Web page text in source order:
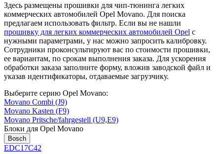
Здесь размещены прошивки для чип-тюнинга легких
коммерческих автомобилей Opel Movano. Для поиска
предлагаем использовать фильтр. Если вы не нашли
прошивку для легких коммерческих автомобилей Opel с
нужными параметрами, у нас можно запросить калибровку.
Сотрудники проконсультируют вас по стоимости прошивки,
ее вариантам, по срокам выполнения заказа. Для ускорения
обработки заказа заполните форму, вложив заводской файл и
указав идентификаторы, отдаваемые загрузчику.
Выберите серию Opel Movano:
Movano Combi (J9)
Movano Kasten (F9)
Movano Pritsche/fahrgestell (U9,E9)
Блоки для Opel Movano
Bosch
EDC17C42